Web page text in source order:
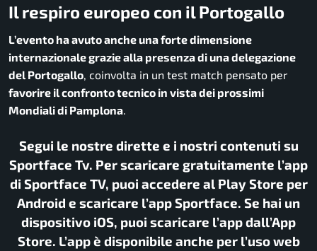
Il respiro europeo con il Portogallo
L’evento ha avuto anche una forte dimensione
internazionale grazie alla presenza di una delegazione
del Portogallo, coinvolta in un test match pensato per
favorire il confronto tecnico in vista dei prossimi
Mondiali di Pamplona.
Segui le nostre dirette e i nostri contenuti su
Sportface Tv. Per scaricare gratuitamente l’app
di Sportface TV, puoi accedere al Play Store per
Android e scaricare l’app Sportface. Se hai un
dispositivo iOS, puoi scaricare l’app dall’App
Store. L’app è disponibile anche per l’uso web